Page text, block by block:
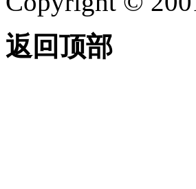
返回顶部